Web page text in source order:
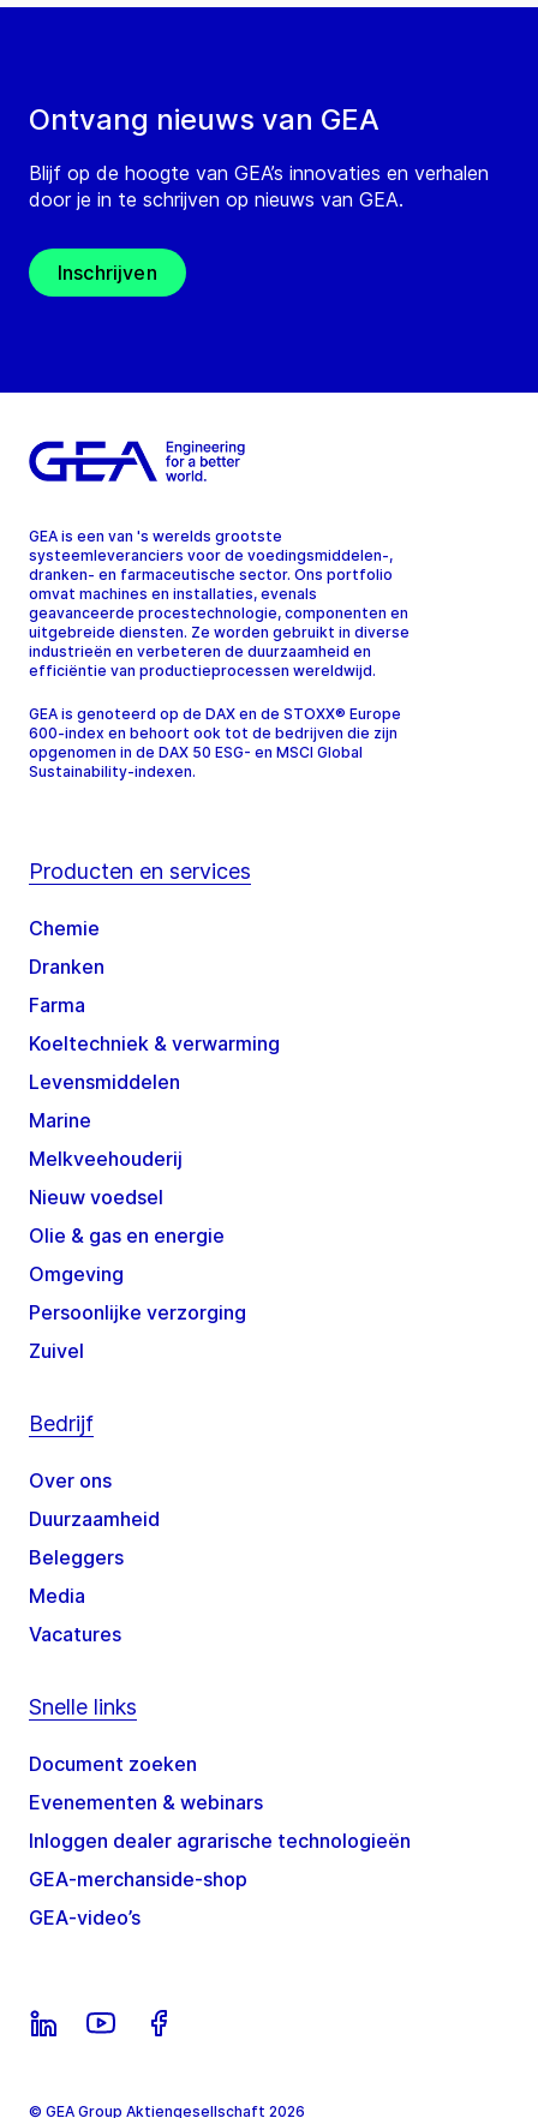
Ontvang nieuws van GEA
Blijf op de hoogte van GEA’s innovaties en verhalen
door je in te schrijven op nieuws van GEA.
Inschrijven
GEA is een van 's werelds grootste
systeemleveranciers voor de voedingsmiddelen-,
dranken- en farmaceutische sector. Ons portfolio
omvat machines en installaties, evenals
geavanceerde procestechnologie, componenten en
uitgebreide diensten. Ze worden gebruikt in diverse
industrieën en verbeteren de duurzaamheid en
efficiëntie van productieprocessen wereldwijd.
GEA is genoteerd op de DAX en de STOXX® Europe
600-index en behoort ook tot de bedrijven die zijn
opgenomen in de DAX 50 ESG- en MSCI Global
Sustainability-indexen.
Producten en services
Chemie
Dranken
Farma
Koeltechniek & verwarming
Levensmiddelen
Marine
Melkveehouderij
Nieuw voedsel
Olie & gas en energie
Omgeving
Persoonlijke verzorging
Zuivel
Bedrijf
Over ons
Duurzaamheid
Beleggers
Media
Vacatures
Snelle links
Document zoeken
Evenementen & webinars
Inloggen dealer agrarische technologieën
GEA-merchanside-shop
GEA-video’s
© GEA Group Aktiengesellschaft 2026